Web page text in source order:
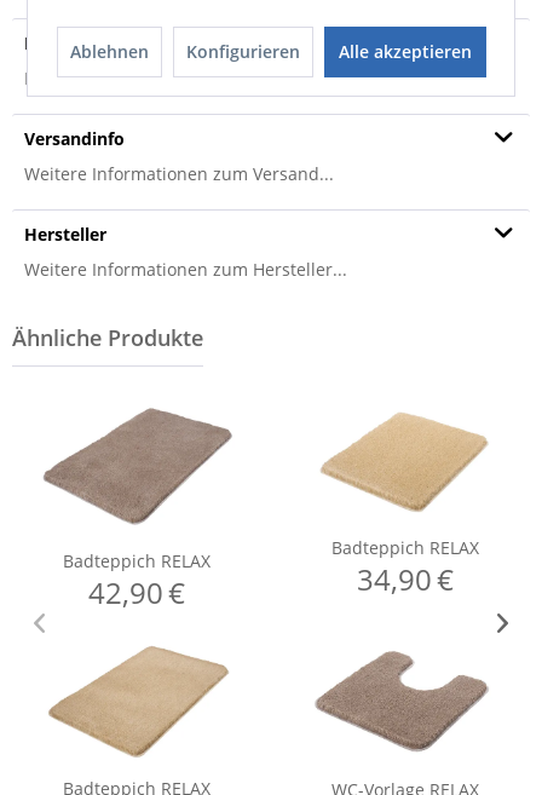
Produktsicherheit
Produktsicherheit
Versandinfo
Weitere Informationen zum Versand...
Hersteller
Weitere Informationen zum Hersteller...
Ablehnen Konfigurieren Alle akzeptieren